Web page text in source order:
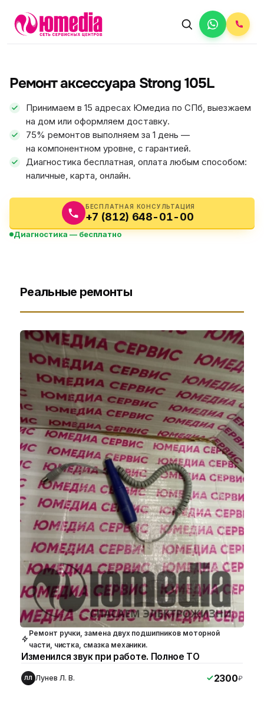
Ремонт аксессуара Strong 105L
Принимаем в 15 адресах Юмедиа по СПб, выезжаем
на дом или оформляем доставку.
75% ремонтов выполняем за 1 день —
на компонентном уровне, с гарантией.
Диагностика бесплатная, оплата любым способом:
наличные, карта, онлайн.
БЕСПЛАТНАЯ КОНСУЛЬТАЦИЯ
+7 (812) 648-01-00
Диагностика — бесплатно
ФИКС ЦЕНА
АВТОРИЗОВАННЫЙ СЕРВИС
Реальные ремонты
Ремонт ручки, замена двух подшипников моторной
части, чистка, смазка механики.
Изменился звук при работе. Полное ТО
ЛЛ Лунев Л. В. 2300₽